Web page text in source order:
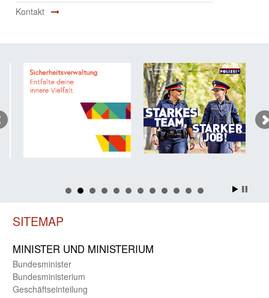
Kontakt
SITEMAP
MINISTER UND MINIST­ERIUM
Bundes­minister
Bundes­ministerium
Geschäfts­einteilung